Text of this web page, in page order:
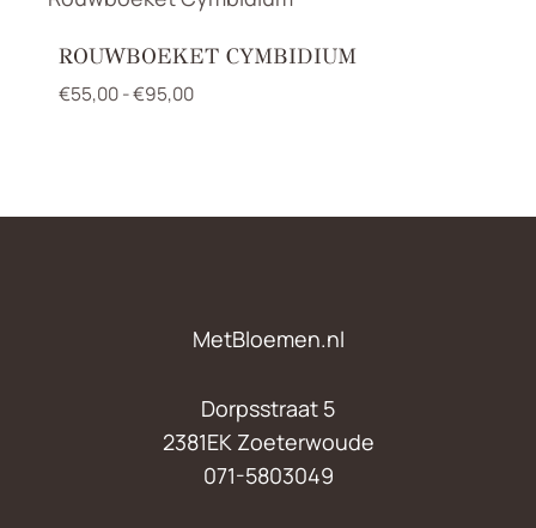
ROUWBOEKET CYMBIDIUM
€55,00-€95,00Prijsklasse:
MetBloemen.nl
Dorpsstraat 5
2381EK Zoeterwoude
071-5803049